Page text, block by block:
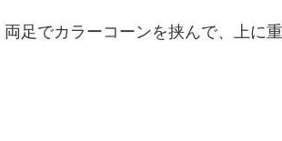
足でカラーコーンを挟んで、上に